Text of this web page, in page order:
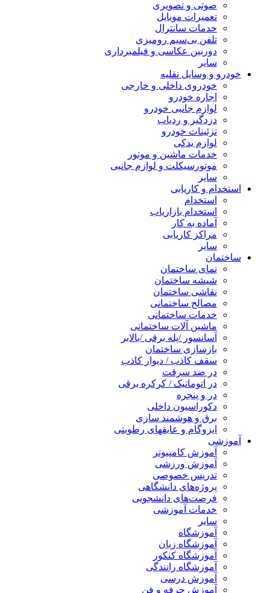
صوتی و تصویری
تعمیرات موبایل
خدمات سانترال
تلفن بی‌سیم رومیزی
دوربین عکاسی و فیلمبرداری
سایر
خودرو و وسایل نقلیه
خودروی داخلی و خارجی
اجاره خودرو
لوازم جانبی خودرو
دزدگیر و ردیاب
تزئینات خودرو
لوازم یدکی
خدمات ماشین و موتور
موتورسیکلت و لوازم جانبی
سایر
استخدام و کاریابی
استخدام
استخدام بازاریاب
آماده به کار
مراکز کاریابی
سایر
ساختمان
نمای ساختمان
شیشه ساختمان
نقاشی ساختمان
مصالح ساختمانی
خدمات ساختمانی
ماشین آلات ساختمانی
آسانسور /پله برقی /بالابر
بازسازی ساختمان
سقف کاذب / دیوار کاذب
در ضد سرقت
در اتوماتیک / کرکره برقی
در و پنجره
دکوراسیون داخلی
برق و هوشمند سازی
ایزوگام و عایقهای رطوبتی
آموزشی
آموزش کامپیوتر
آموزش ورزشی
تدریس خصوصی
پروژه‌های دانشگاهی
فرصت‌های دانشجویی
خدمات آموزشی
سایر
آموزشگاه
آموزشگاه زبان
آموزشگاه کنکور
آموزشگاه رانندگی
آموزش درسی
آموزش حرفه و فن